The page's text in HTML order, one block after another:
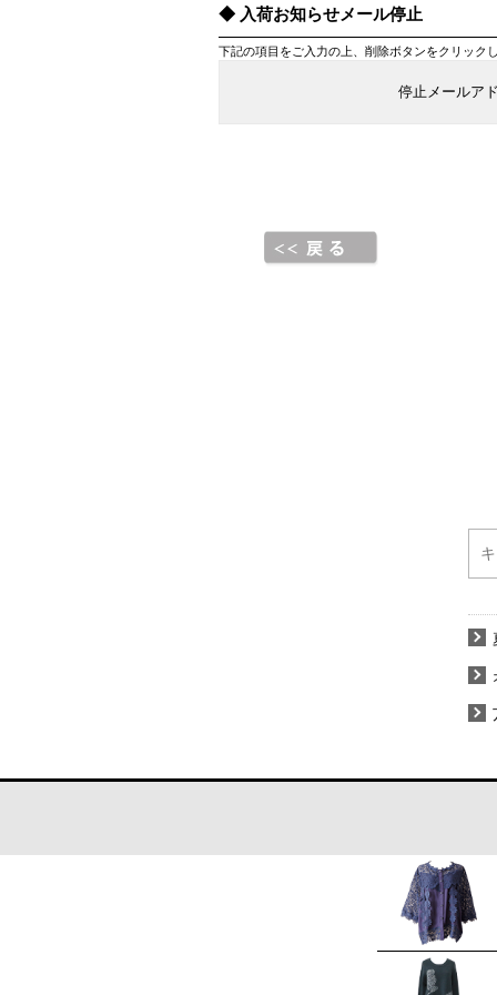
入荷お知らせメール停止
下記の項目をご入力の上、削除ボタンをクリック
停止メールア